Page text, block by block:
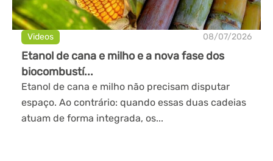
Videos 08/07/2026
Etanol de cana e milho e a nova fase dos
biocombustí...
Etanol de cana e milho não precisam disputar
espaço. Ao contrário: quando essas duas cadeias
atuam de forma integrada, os...